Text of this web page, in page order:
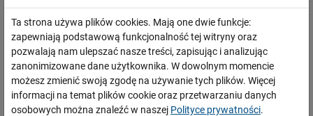
torów, dzięki czemu pociągi pojadą szybciej. Nowe będą
rozjazdy oraz urządzenia sterowania ruchem kolejowym,
co sprawi, że zwiększy się przepustowość linii.
Nastawnie, w tym Lokalne Centrum Sterowania, które
powstanie w Skoczowie, będą wyposażone w nowoczesny
sprzęt komputerowy. Sprawniejsze podróżowanie zimą
zapewni elektryczne ogrzewanie rozjazdów. Sieć trakcyjna
PRZECZYTAJ
Ta strona używa plików cookies. Mają one dwie funkcje:
zapewniają podstawową funkcjonalność tej witryny oraz
pozwalają nam ulepszać nasze treści, zapisując i analizując
zanonimizowane dane użytkownika. W dowolnym momencie
możesz zmienić swoją zgodę na używanie tych plików. Więcej
informacji na temat plików cookie oraz przetwarzaniu danych
osobowych można znaleźć w naszej Polityce prywatności.